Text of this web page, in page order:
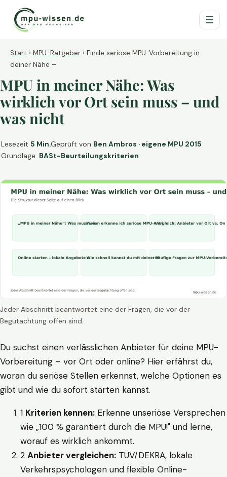
☰
Start › MPU-Ratgeber › Finde seriöse MPU-Vorbereitung in
deiner Nähe –
MPU in meiner Nähe: Was
wirklich vor Ort sein muss – und
was nicht
Lesezeit 5 Min.Geprüft von Ben Ambros · eigene MPU 2015
Grundlage: BASt-Beurteilungskriterien
Jeder Abschnitt beantwortet eine der Fragen, die vor der
Begutachtung offen sind.
Du suchst einen verlässlichen Anbieter für deine MPU-
Vorbereitung – vor Ort oder online? Hier erfährst du,
woran du seriöse Stellen erkennst, welche Optionen es
gibt und wie du sofort starten kannst.
1 Kriterien kennen: Erkenne unseriöse Versprechen
wie „100 % garantiert durch die MPU!" und lerne,
worauf es wirklich ankommt.
2 Anbieter vergleichen: TÜV/DEKRA, lokale
Verkehrspsychologen und flexible Online-